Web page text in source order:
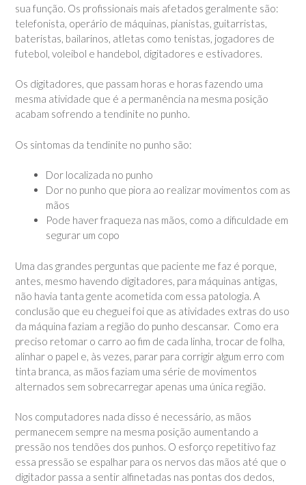
sua função. Os profissionais mais afetados geralmente são:
telefonista, operário de máquinas, pianistas, guitarristas,
bateristas, bailarinos, atletas como tenistas, jogadores de
futebol, voleibol e handebol, digitadores e estivadores.
Os digitadores, que passam horas e horas fazendo uma
mesma atividade que é a permanência na mesma posição
acabam sofrendo a tendinite no punho.
Os sintomas da tendinite no punho são:
Dor localizada no punho
Dor no punho que piora ao realizar movimentos com as
mãos
Pode haver fraqueza nas mãos, como a dificuldade em
segurar um copo
Uma das grandes perguntas que paciente me faz é porque,
antes, mesmo havendo digitadores, para máquinas antigas,
não havia tanta gente acometida com essa patologia. A
conclusão que eu cheguei foi que as atividades extras do uso
da máquina faziam a região do punho descansar. Como era
preciso retomar o carro ao fim de cada linha, trocar de folha,
alinhar o papel e, às vezes, parar para corrigir algum erro com
tinta branca, as mãos faziam uma série de movimentos
alternados sem sobrecarregar apenas uma única região.
Nos computadores nada disso é necessário, as mãos
permanecem sempre na mesma posição aumentando a
pressão nos tendões dos punhos. O esforço repetitivo faz
essa pressão se espalhar para os nervos das mãos até que o
digitador passa a sentir alfinetadas nas pontas dos dedos,